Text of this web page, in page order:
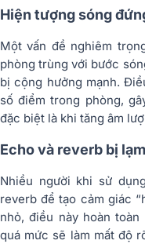
Hiện tượng sóng
Một vấn đề nghiêm
phòng trùng với bước
bị cộng hưởng mạnh.
số điểm trong phòng,
đặc biệt là khi tăng âm
Echo và reverb bị
Nhiều người khi sử
reverb để tạo cảm giác
nhỏ, điều này hoàn
quá mức sẽ làm mất độ